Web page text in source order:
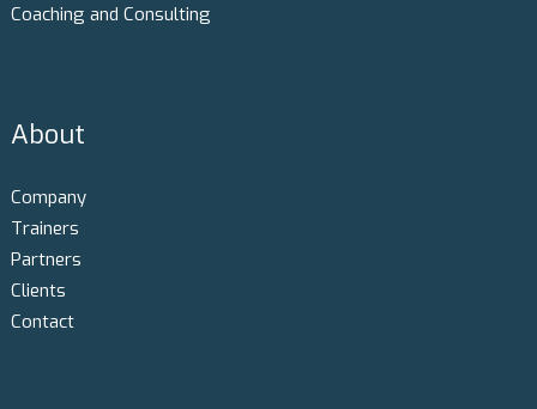
Coaching and Consulting
About
Company
Trainers
Partners
Clients
Contact